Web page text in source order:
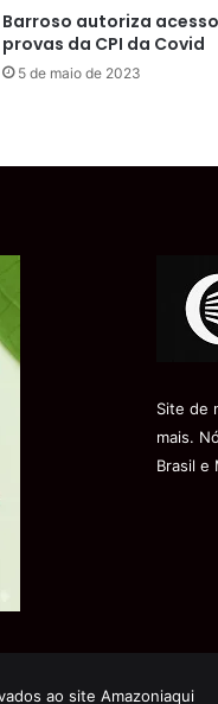
Barroso autoriza acesso
provas da CPI da Covid
5 de maio de 2023
Site de
mais.
Brasil e
ao site Amazoniaqui